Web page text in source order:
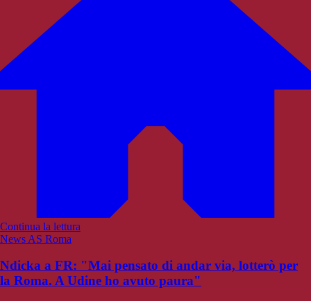
Continua la lettura
News AS Roma
Ndicka a FR: "Mai pensato di andar via, lotterò per
la Roma. A Udine ho avuto paura"